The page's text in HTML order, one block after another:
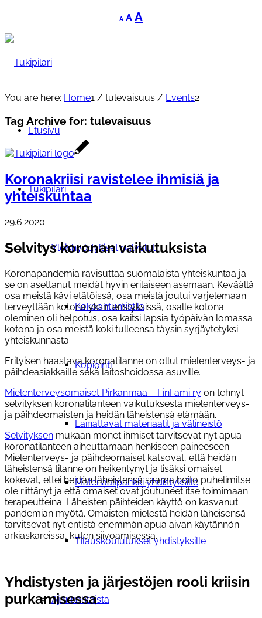
A
Decrease
font
A Reset
font
AIncrease
Etusivu
Tukipilari
Yleishyödylliset palvelut
Kokoontumistila
Kopiointi
Lainattavat materiaalit ja välineistö
Materiaalipankki yhdistyksille
Tilauskoulutukset yhdistyksille
Ajankohtaista
You are here: Home1 / tulevaisuus / Events2
Tag Archive for: tulevaisuus
Koronakriisi ravistelee ihmisiä ja
yhteiskuntaa
29.6.2020
Selvitys koronan vaikutuksista
Koronapandemia ravisuttaa suomalaista yhteiskuntaa ja
se on asettanut meidät hyvin erilaiseen asemaan. Keväällä
osa meistä kävi etätöissä, osa meistä joutui varjelemaan
terveyttään kotona yksin eristyksissä, osalle kotona
oleminen oli helpotus, osa kaitsi lapsia työpäivän lomassa
kotona ja osa meistä koki tulleensa täysin syrjäytetyksi
yhteiskunnasta.
Erityisen haastava koronatilanne on ollut mielenterveys- ja
päihdeasiakkaille sekä laitoshoidossa asuville.
Mielenterveysomaiset Pirkanmaa – FinFami ry on tehnyt
selvityksen koronatilanteen vaikutuksesta mielenterveys-
ja päihdeomaisten ja heidän läheistensä elämään.
Selvityksen mukaan monet ihmiset tarvitsevat nyt apua
koronatilanteen aiheuttamaan henkiseen paineeseen.
Mielenterveys- ja päihdeomaiset katsovat, että heidän
läheistensä tilanne on heikentynyt ja lisäksi omaiset
kokevat, ettei heidän läheistensä saama hoito puhelimitse
ole riittänyt ja että omaiset ovat joutuneet itse toimimaan
terapeutteina. Läheisten päihteiden käyttö on kasvanut
pandemian myötä. Omaisten mielestä heidän läheisensä
tarvitsevat nyt entistä enemmän apua aivan käytännön
arkiaskareissa, kuten siivoamisessa.
Yhdistysten ja järjestöjen rooli kriisin
purkamisessa